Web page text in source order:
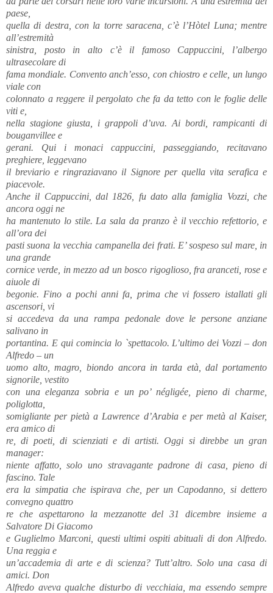
paese,
quella di destra, con la torre saracena, c’è l’Hòtel Luna; mentre
all’estremità
sinistra, posto in alto c’è il famoso Cappuccini, l’albergo
ultrasecolare di
fama mondiale. Convento anch’esso, con chiostro e celle, un lungo
viale con
colonnato a reggere il pergolato che fa da tetto con le foglie delle
viti e,
nella stagione giusta, i grappoli d’uva. Ai bordi, rampicanti di
bouganvillee e
gerani. Qui i monaci cappuccini, passeggiando, recitavano
preghiere, leggevano
il breviario e ringraziavano il Signore per quella vita serafica e
piacevole.
Anche il Cappuccini, dal 1826, fu dato alla famiglia Vozzi, che
ancora oggi ne
ha mantenuto lo stile. La sala da pranzo è il vecchio refettorio, e
all’ora dei
pasti suona la vecchia campanella dei frati. E’ sospeso sul mare, in
una grande
cornice verde, in mezzo ad un bosco rigoglioso, fra aranceti, rose e
aiuole di
begonie. Fino a pochi anni fa, prima che vi fossero istallati gli
ascensori, vi
si accedeva da una rampa pedonale dove le persone anziane
salivano in
portantina. E qui comincia lo `spettacolo. L’ultimo dei Vozzi – don
Alfredo – un
uomo alto, magro, biondo ancora in tarda età, dal portamento
signorile, vestito
con una eleganza sobria e un po’ négligée, pieno di charme,
poliglotta,
somigliante per pietà a Lawrence d’Arabia e per metà al Kaiser,
era amico di
re, di poeti, di scienziati e di artisti. Oggi si direbbe un gran
manager:
niente affatto, solo uno stravagante padrone di casa, pieno di
fascino. Tale
era la simpatia che ispirava che, per un Capodanno, si dettero
convegno quattro
re che aspettarono la mezzanotte del 31 dicembre insieme a
Salvatore Di Giacomo
e Guglielmo Marconi, questi ultimi ospiti abituali di don Alfredo.
Una reggia e
un’accademia di arte e di scienza? Tutt’altro. Solo una casa di
amici. Don
Alfredo aveva qualche disturbo di vecchiaia, ma essendo sempre